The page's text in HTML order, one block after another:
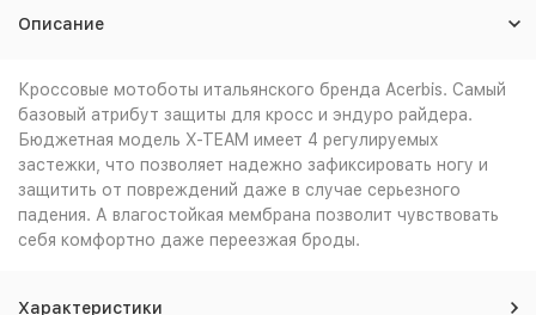
Описание
Кроссовые мотоботы итальянского бренда Acerbis. Самый
базовый атрибут защиты для кросс и эндуро райдера.
Бюджетная модель X-TEAM имеет 4 регулируемых
застежки, что позволяет надежно зафиксировать ногу и
защитить от повреждений даже в случае серьезного
падения. А влагостойкая мембрана позволит чувствовать
себя комфортно даже переезжая броды.
Характеристики